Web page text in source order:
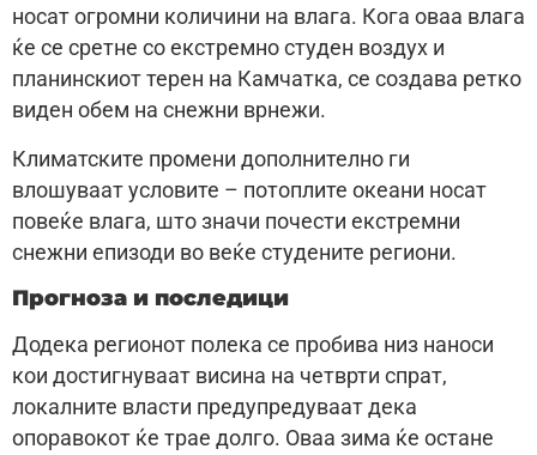
носат огромни количини на влага. Кога оваа влага
ќе се сретне со екстремно студен воздух и
планинскиот терен на Камчатка, се создава ретко
виден обем на снежни врнежи.
Климатските промени дополнително ги
влошуваат условите – потоплите океани носат
повеќе влага, што значи почести екстремни
снежни епизоди во веќе студените региони.
Прогноза и последици
Додека регионoт полека се пробива низ наноси
кои достигнуваат висина на четврти спрат,
локалните власти предупредуваат дека
опоравокот ќе трае долго. Оваа зима ќе остане